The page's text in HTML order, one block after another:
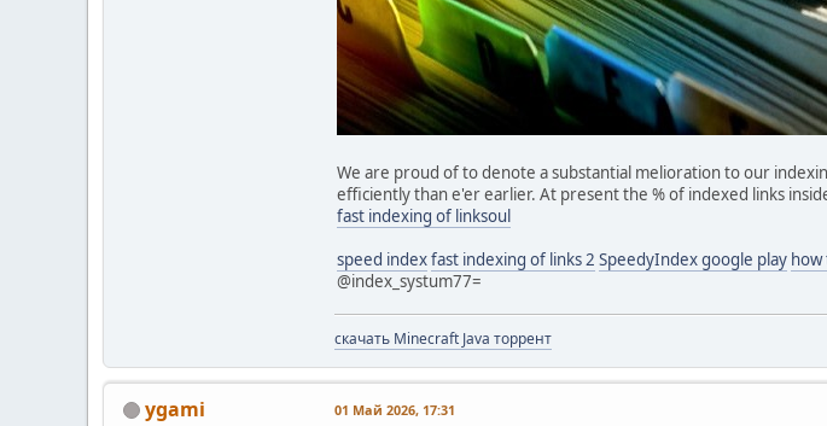
We are proud of to denote a substantial melioration to our
efficiently than e'er earlier. At present the % of indexed links
fast indexing of linksoul
speed indexfast indexing of links 2 SpeedyIndex google play how
@index_systum77=
скачать Minecraft Java торрент
ygami 01 Май 2026, 17:31